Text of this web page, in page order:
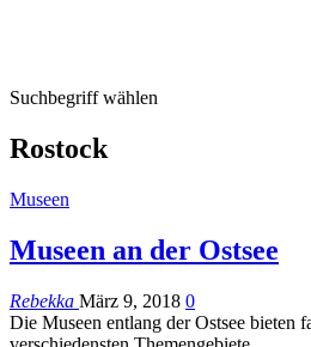
Suchbegriff wählen
Rostock
Museen
Museen an der Ostsee
Rebekka März 9, 2018 0
Die Museen entlang der Ostsee bieten